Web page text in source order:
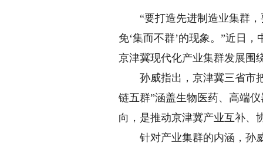
“要打造先进制造业集群，
免‘集而不群’的现象。”近日
京津冀现代化产业集群发展围
孙威指出，京津冀三省市把
链五群”涵盖生物医药、高端
向，是推动京津冀产业互补、
针对产业集群的内涵，孙威